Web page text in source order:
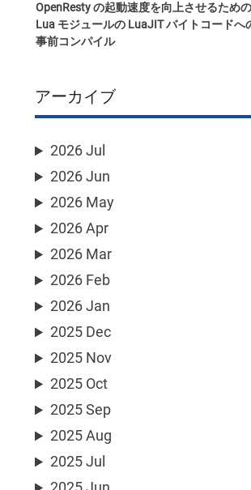
OpenResty の起動速度を向上させるための
Lua モジュールの LuaJIT バイトコードへ
事前コンパイル
アーカイブ
2026 Jul
2026 Jun
2026 May
2026 Apr
2026 Mar
2026 Feb
2026 Jan
2025 Dec
2025 Nov
2025 Oct
2025 Sep
2025 Aug
2025 Jul